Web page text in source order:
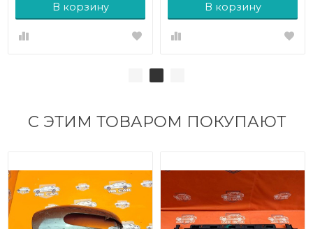
В корзину В корзину
С ЭТИМ ТОВАРОМ ПОКУПАЮТ